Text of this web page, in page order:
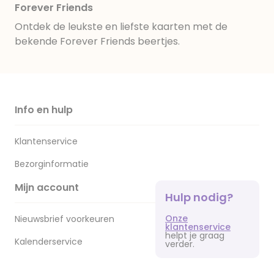
Forever Friends
Ontdek de leukste en liefste kaarten met de
bekende Forever Friends beertjes.
Info en hulp
Klantenservice
Bezorginformatie
Mijn account
Nieuwsbrief voorkeuren
Kalenderservice
Hulp nodig?
Onze
klantenservice
helpt je graag
verder.